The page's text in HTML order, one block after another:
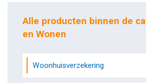
Alle producten binnen de
en Wonen
Woonhuisverzekering